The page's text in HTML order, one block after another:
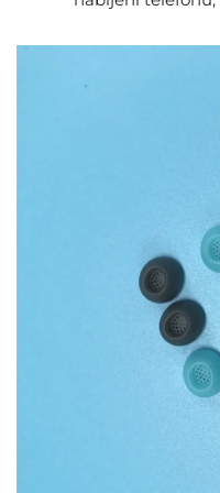
Vlastnosti silikonové
Silikonové pryže se
požadavky různých
pryže dokonce
vlastnosti, jako je
Modifikovaná
luminiscenční nebo
ionty, zvyšuje
vhodnou pro širší
těchto speciálních